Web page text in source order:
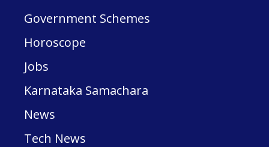
Government Schemes
Horoscope
Jobs
Karnataka Samachara
News
Tech News